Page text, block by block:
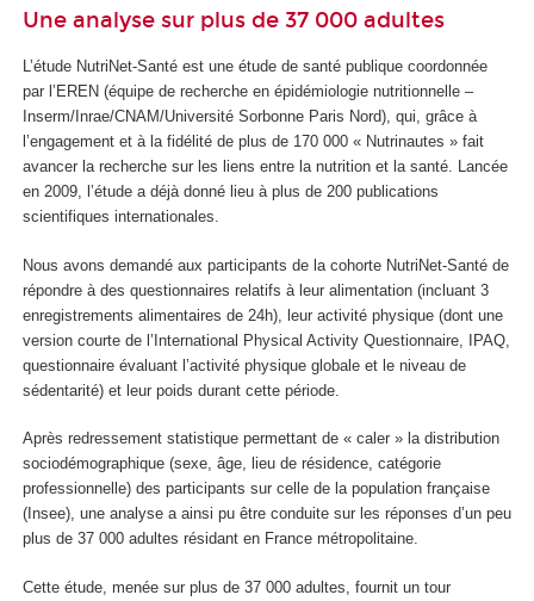
Une analyse sur plus de 37 000 adultes
L’étude NutriNet-Santé est une étude de santé publique coordonnée
par l’EREN (équipe de recherche en épidémiologie nutritionnelle –
Inserm/Inrae/CNAM/Université Sorbonne Paris Nord), qui, grâce à
l’engagement et à la fidélité de plus de 170 000 « Nutrinautes » fait
avancer la recherche sur les liens entre la nutrition et la santé. Lancée
en 2009, l’étude a déjà donné lieu à plus de 200 publications
scientifiques internationales.
Nous avons demandé aux participants de la cohorte NutriNet-Santé de
répondre à des questionnaires relatifs à leur alimentation (incluant 3
enregistrements alimentaires de 24h), leur activité physique (dont une
version courte de l’International Physical Activity Questionnaire, IPAQ,
questionnaire évaluant l’activité physique globale et le niveau de
sédentarité) et leur poids durant cette période.
Après redressement statistique permettant de « caler » la distribution
sociodémographique (sexe, âge, lieu de résidence, catégorie
professionnelle) des participants sur celle de la population française
(Insee), une analyse a ainsi pu être conduite sur les réponses d’un peu
plus de 37 000 adultes résidant en France métropolitaine.
Cette étude, menée sur plus de 37 000 adultes, fournit un tour